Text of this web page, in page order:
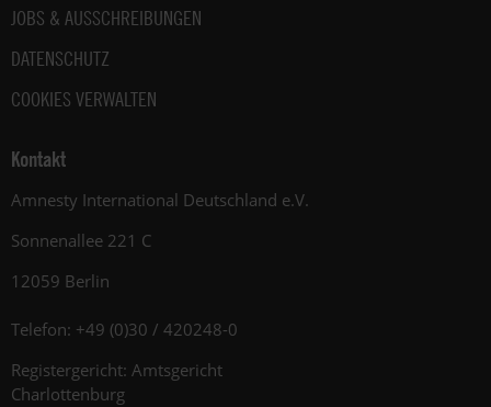
JOBS & AUSSCHREIBUNGEN
DATENSCHUTZ
COOKIES VERWALTEN
Kontakt
Amnesty International Deutschland e.V.
Sonnenallee 221 C
12059 Berlin
Telefon: +49 (0)30 / 420248-0
Registergericht: Amtsgericht
Charlottenburg